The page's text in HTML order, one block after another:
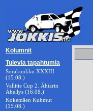
Kolumnit
Tulevia tapahtumia
Sorakunkku XXXIII
(15.08.)
Vallitie Cup 2. Ähtärin
Ähellys (16.08.)
Kokemäen Kuhmut
(15.08.)